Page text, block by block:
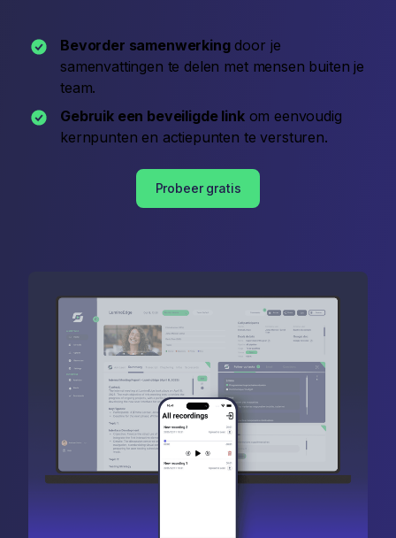
Bevorder samenwerkingdoor je
samenvattingen te delen met mensen buiten je
team.
Gebruik een beveiligde linkom eenvoudig
kernpunten en actiepunten te versturen.
Probeer gratis